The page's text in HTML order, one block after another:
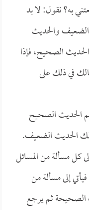
به؟ نقول: لا بد
الضعيف والحديث
الصحيح، فإذا
في ذلك على
الحديث الصحيح
الحديث الضعيف.
كل مسألة من المسائل
إلى مسألة من
الصحيحة ثم يرجع